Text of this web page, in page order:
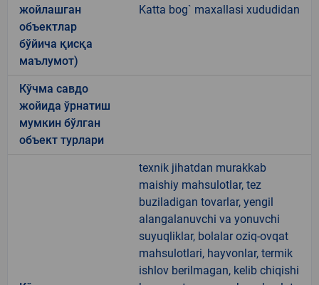
жойлашган
объектлар
бўйича қисқа
маълумот)
Katta bog` maxallasi xududidan
Кўчма савдо
жойида ўрнатиш
мумкин бўлган
объект турлари
texnik jihatdan murakkab
maishiy mahsulotlar, tez
buziladigan tovarlar, yengil
alangalanuvchi va yonuvchi
suyuqliklar, bolalar oziq-ovqat
mahsulotlari, hayvonlar, termik
ishlov berilmagan, kelib chiqishi